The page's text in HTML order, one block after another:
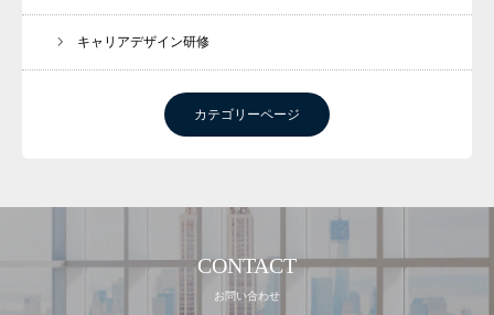
キャリアデザイン研修
カテゴリーページ
CONTACT
お問い合わせ